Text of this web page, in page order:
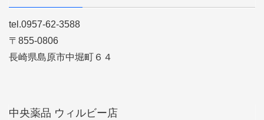
tel.0957-62-3588
〒855-0806
長崎県島原市中堀町６４
中央薬品 ウィルビー店